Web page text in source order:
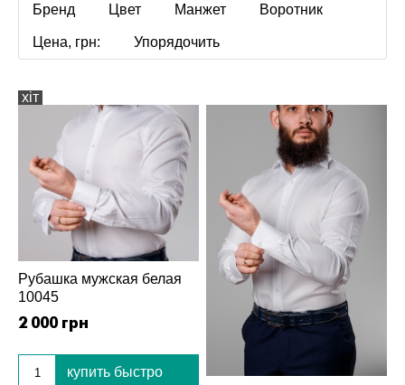
Бренд Цвет Манжет Воротник
Цена, грн: Упорядочить
хіт
Рубашка мужская белая
10045
2 000 грн
купить быстро